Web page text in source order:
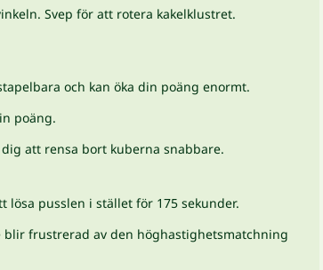
Svep för att rotera kakelklustret.
och kan öka din poäng enormt.
poäng.
att rensa bort kuberna snabbare.
lösa pusslen i stället för 175 sekunder.
blir frustrerad av den höghastighetsmatchning